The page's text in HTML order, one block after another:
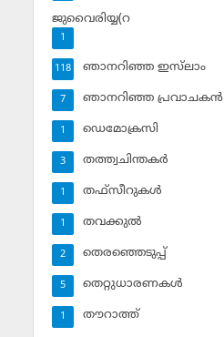
ജുവൈരിയ്യ(റ
1
ഞാനറിഞ്ഞ ഇസ്‌ലാം
118
ഞാനറിഞ്ഞ പ്രവാചകന്‍
7
ഡെമോക്രസി
1
തത്ത്വചിന്തകര്‍
3
തഫ്‌സീറുകള്‍
1
തവക്കുല്‍
1
തെരഞ്ഞെടുപ്പ്
2
തെറ്റുധാരണകള്‍
5
തൗറാത്ത്
1